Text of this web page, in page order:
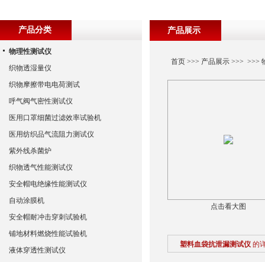
产品展示
首页>>> 产品展示>>> >>>
点击看大图
塑料血袋抗泄漏测试仪 的
产品分类
物理性测试仪
织物透湿量仪
织物摩擦带电电荷测试
呼气阀气密性测试仪
医用口罩细菌过滤效率试验机
医用纺织品气流阻力测试仪
紫外线杀菌炉
织物透气性能测试仪
安全帽电绝缘性能测试仪
自动涂膜机
安全帽耐冲击穿刺试验机
铺地材料燃烧性能试验机
液体穿透性测试仪